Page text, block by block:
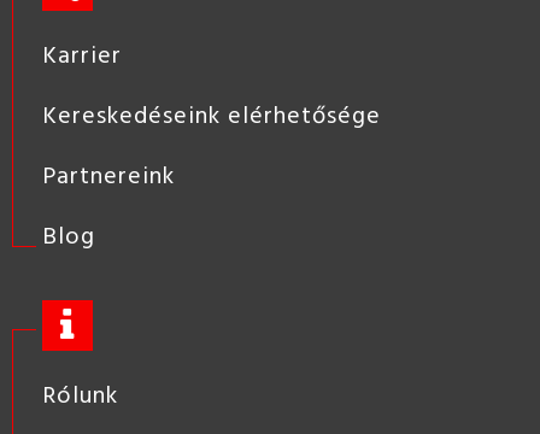
Karrier
Kereskedéseink elérhetősége
Partnereink
Blog
Rólunk